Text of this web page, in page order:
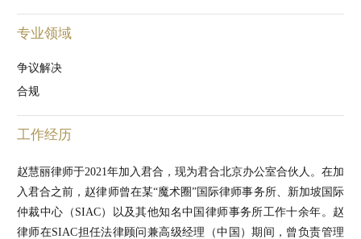
专业领域
争议解决
合规
工作经历
赵慧丽律师于2021年加入君合，现为君合北京办公室合伙人。在加
入君合之前，赵律师曾在某“魔术圈”国际律师事务所、新加坡国际
仲裁中心（SIAC）以及其他知名中国律师事务所工作十余年。赵
律师在SIAC担任法律顾问兼高级经理（中国）期间，曾负责管理